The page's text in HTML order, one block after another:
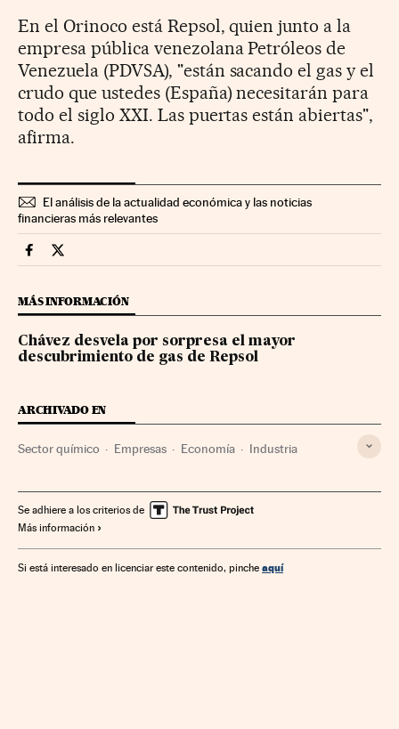
En el Orinoco está Repsol, quien junto a la
empresa pública venezolana Petróleos de
Venezuela (PDVSA), "están sacando el gas y el
crudo que ustedes (España) necesitarán para
todo el siglo XXI. Las puertas están abiertas",
afirma.
El análisis de la actualidad económica y las noticias
financieras más relevantes
Companias Cinco Días en Facebook
Companias Cinco Días en Twitter
MÁS INFORMACIÓN
Chávez desvela por sorpresa el mayor
descubrimiento de gas de Repsol
ARCHIVADO EN
Sector químico Empresas Economía Industria
Se adhiere a los criterios de
Más información
Si está interesado en licenciar este contenido, pinche aquí